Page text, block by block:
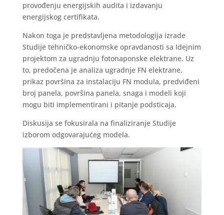
provođenju energijskih audita i izdavanju
energijskog certifikata.
Nakon toga je predstavljena metodologija izrade
Studije tehničko-ekonomske opravdanosti sa Idejnim
projektom za ugradnju fotonaponske elektrane. Uz
to, predočena je analiza ugradnje FN elektrane,
prikaz površina za instalaciju FN modula, predviđeni
broj panela, površina panela, snaga i modeli koji
mogu biti implementirani i pitanje podsticaja.
Diskusija se fokusirala na finaliziranje Studije
izborom odgovarajućeg modela.